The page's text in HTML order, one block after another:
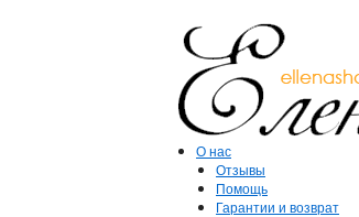
О нас
Отзывы
Помощь
Гарантии и возврат